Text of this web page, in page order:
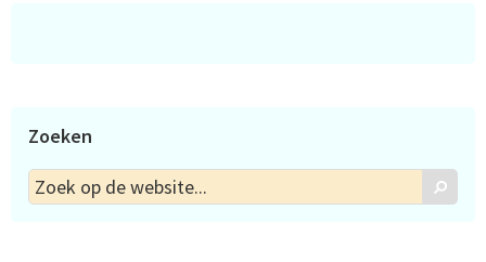
Zoeken
Zoek
op
Zoek